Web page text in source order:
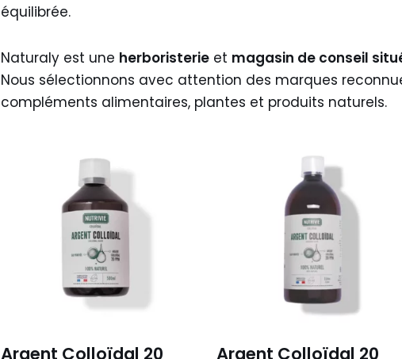
équilibrée.
Naturaly est une herboristerieet magasin de conseil
Nous sélectionnons avec attention des marques
compléments alimentaires, plantes et produits naturels.
Argent Colloïdal 20
Argent Colloïdal 20